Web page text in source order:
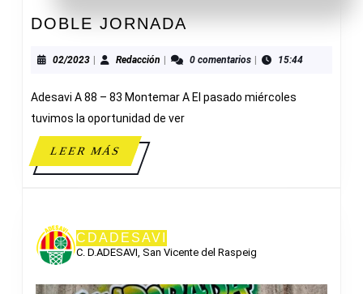
DOBLE JORNADA
02/202302/2023Redacción Redacción0 comentarios 15:44
Adesavi A 88 – 83 Montemar A El pasado miércoles
tuvimos la oportunidad de ver
LEER MÁSLEER
MÁS
CDADESAVI
C. D.ADESAVI, San Vicente del Raspeig